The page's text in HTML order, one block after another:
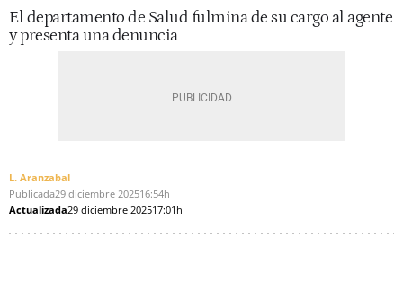
El departamento de Salud fulmina de su cargo al agente
y presenta una denuncia
L. Aranzabal
Publicada29 diciembre 202516:54h
Actualizada29 diciembre 202517:01h